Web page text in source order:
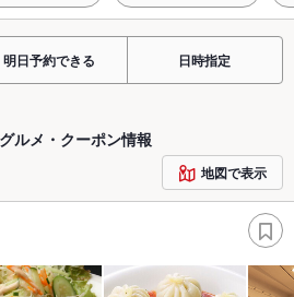
明日予約できる 日時指定
ルメ・クーポン情報
地図で表示